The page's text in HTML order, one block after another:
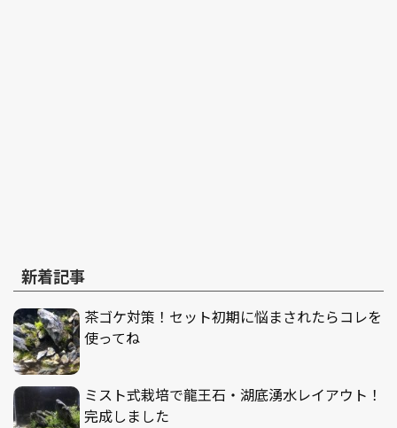
新着記事
茶ゴケ対策！セット初期に悩まされたらコレを
使ってね
ミスト式栽培で龍王石・湖底湧水レイアウト！
完成しました